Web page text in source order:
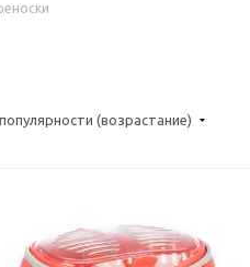
(возрастание)